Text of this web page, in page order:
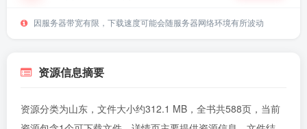
因服务器带宽有限，下载速度可能会随服务器网络环境有所波动
资源信息摘要
资源分类为山东，文件大小约312.1 MB，全书共588页，当前